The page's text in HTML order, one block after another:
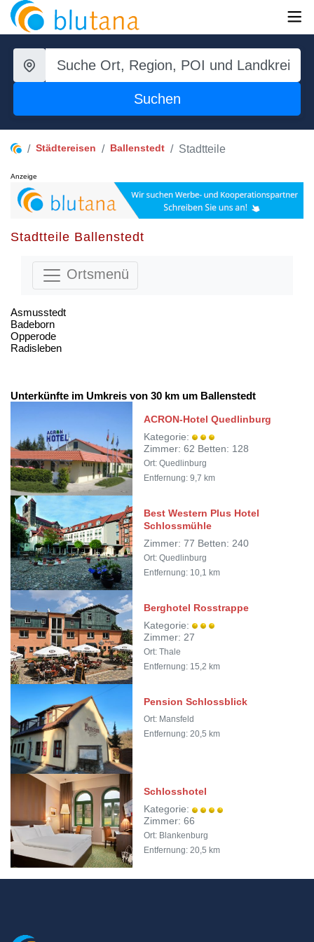
Suchen
Städtereisen Ballenstedt Stadtteile
Anzeige
Stadtteile Ballenstedt
Ortsmenü
Asmusstedt
Badeborn
Opperode
Radisleben
Unterkünfte im Umkreis von 30 km um Ballenstedt
ACRON-Hotel Quedlinburg
Kategorie:
Zimmer: 62 Betten: 128
Ort: Quedlinburg
Entfernung: 9,7 km
Best Western Plus Hotel
Schlossmühle
Zimmer: 77 Betten: 240
Ort: Quedlinburg
Entfernung: 10,1 km
Berghotel Rosstrappe
Kategorie:
Zimmer: 27
Ort: Thale
Entfernung: 15,2 km
Pension Schlossblick
Ort: Mansfeld
Entfernung: 20,5 km
Schlosshotel
Kategorie:
Zimmer: 66
Ort: Blankenburg
Entfernung: 20,5 km